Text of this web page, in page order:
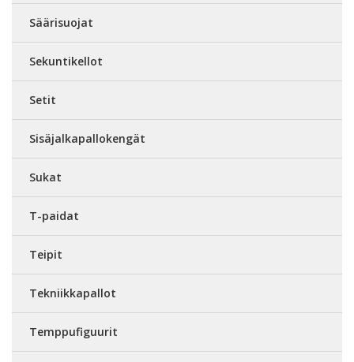
Säärisuojat
Sekuntikellot
Setit
Sisäjalkapallokengät
Sukat
T-paidat
Teipit
Tekniikkapallot
Temppufiguurit